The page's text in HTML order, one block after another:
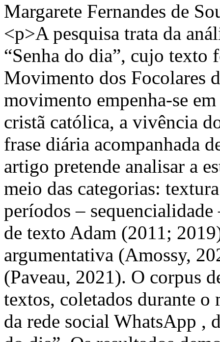
Margarete Fernandes de
<p>A pesquisa trata da
“Senha do dia”, cujo
Movimento dos Focolares
movimento empenha-se
cristã católica, a vivência
frase diária acompanhada
artigo pretende analisar a
meio das categorias:
períodos –
de texto Adam (2011;
argumentativa (Amossy,
(Paveau, 2021). O corpus
textos, coletados durante o
da rede social WhatsApp ,